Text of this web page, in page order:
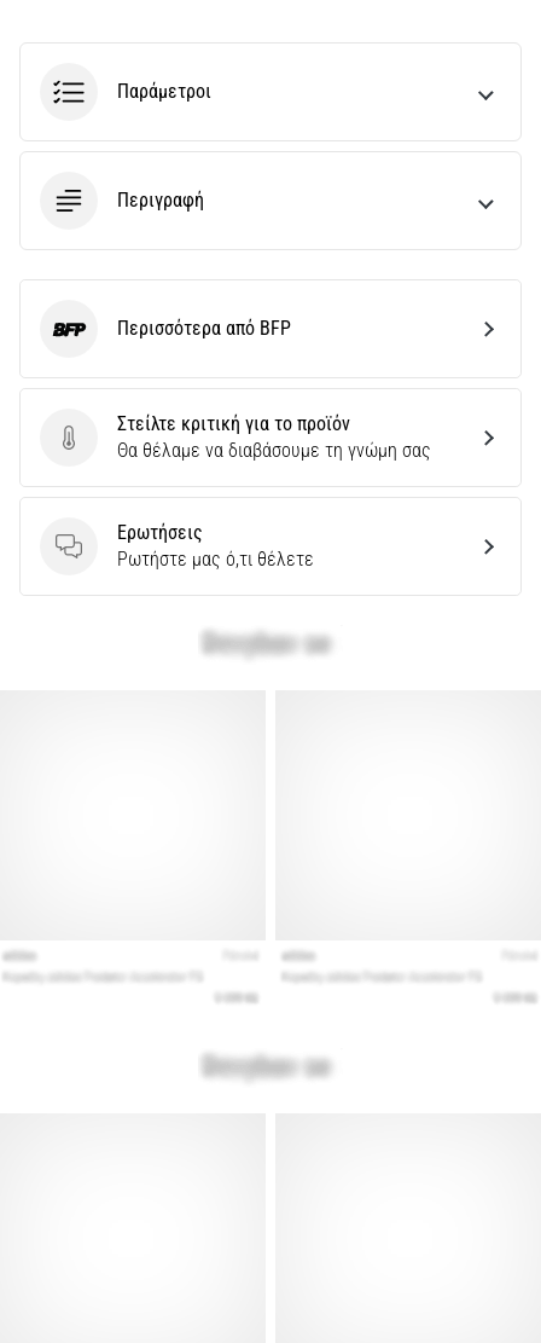
Παράμετροι
Περιγραφή
Στείλτε κριτική για το προϊόν
Στείλτε κριτική για το προϊόν
Θα θέλαμε να διαβάσουμε τη γνώμη σας
Ερωτήσεις
Ερωτήσεις
Ρωτήστε μας ό,τι θέλετε
BFP Περισσότερα από BFP